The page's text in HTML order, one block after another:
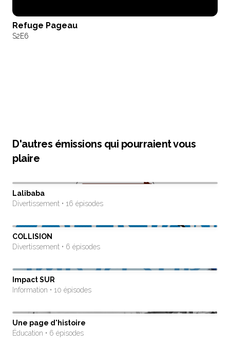
Refuge Pageau
S2E6
D'autres émissions qui pourraient vous
plaire
Lalibaba
Divertissement • 16 épisodes
COLLISION
Divertissement • 6 épisodes
Impact SUR
Information • 10 épisodes
Une page d'histoire
Éducation • 6 épisodes